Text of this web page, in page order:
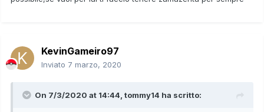
KevinGameiro97
Inviato 7 marzo, 2020
On 7/3/2020 at 14:44, tommy14 ha scritto: